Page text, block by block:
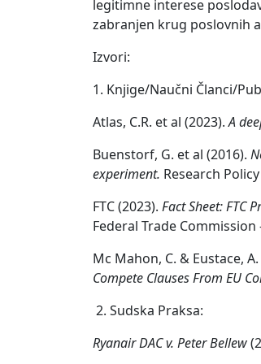
legitimne interese
zabranjen krug poslovnih
Izvori:
1. Knjige/Naučni Članci/
Atlas, C.R. et al (2023).A
Buenstorf, G. et al (2016).
experiment. Research
FTC (2023). Fact Sheet: FTC
Federal Trade Commission
Mc Mahon, C. & Eustace, A.
Compete Clauses From EU
2. Sudska Praksa:
Ryanair DAC v. Peter Bellew